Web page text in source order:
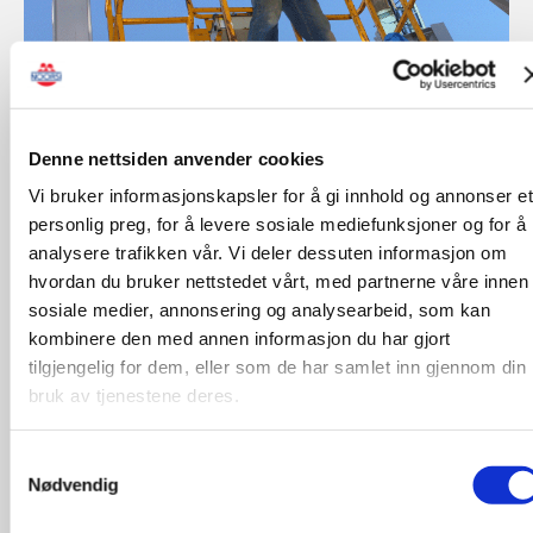
Denne nettsiden anvender cookies
Vi bruker informasjonskapsler for å gi innhold og annonser et
personlig preg, for å levere sosiale mediefunksjoner og for å
analysere trafikken vår. Vi deler dessuten informasjon om
hvordan du bruker nettstedet vårt, med partnerne våre innen
sosiale medier, annonsering og analysearbeid, som kan
kombinere den med annen informasjon du har gjort
tilgjengelig for dem, eller som de har samlet inn gjennom din
bruk av tjenestene deres.
Nødvendig
Personløfter Instruktørkurs
Kurset retter seg mot de som skal bli instruktør
på dokumentert opplæring.
Opptakskrav:
Relevant erfaring som bruker